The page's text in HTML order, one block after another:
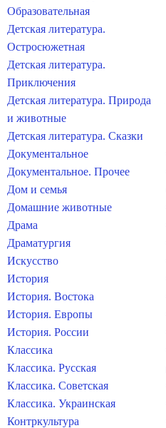
Образовательная
Детская литература.
Остросюжетная
Детская литература.
Приключения
Детская литература. Природа
и животные
Детская литература. Сказки
Документальное
Документальное. Прочее
Дом и семья
Домашние животные
Драма
Драматургия
Искусство
История
История. Востока
История. Европы
История. России
Классика
Классика. Русская
Классика. Советская
Классика. Украинская
Контркультура